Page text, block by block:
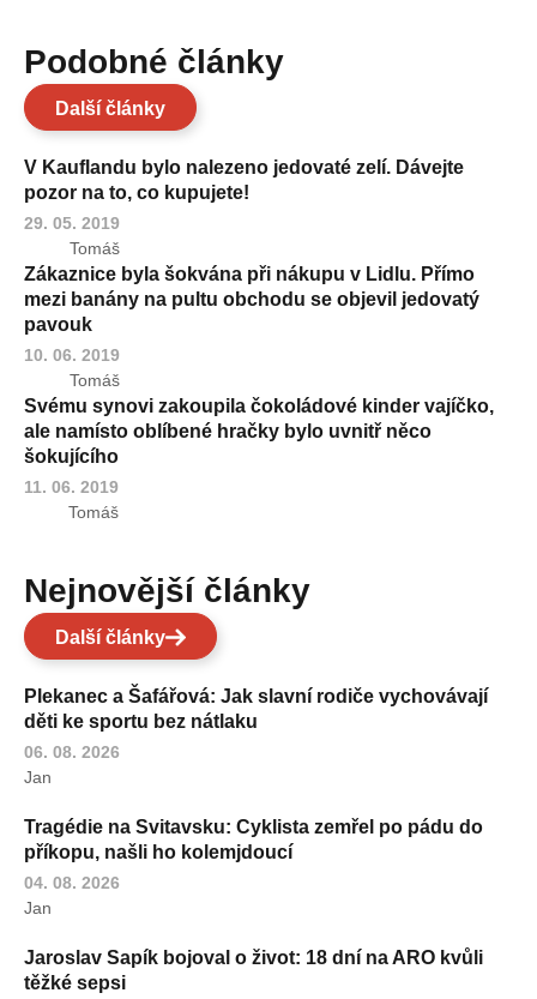
Podobné články
Další články
V Kauflandu bylo nalezeno jedovaté zelí. Dávejte
pozor na to, co kupujete!
29. 05. 2019
Tomáš
Zákaznice byla šokvána při nákupu v Lidlu. Přímo
mezi banány na pultu obchodu se objevil jedovatý
pavouk
10. 06. 2019
Tomáš
Svému synovi zakoupila čokoládové kinder vajíčko,
ale namísto oblíbené hračky bylo uvnitř něco
šokujícího
11. 06. 2019
Tomáš
Nejnovější články
Další články
Plekanec a Šafářová: Jak slavní rodiče vychovávají
děti ke sportu bez nátlaku
06. 08. 2026
Jan
Tragédie na Svitavsku: Cyklista zemřel po pádu do
příkopu, našli ho kolemjdoucí
04. 08. 2026
Jan
Jaroslav Sapík bojoval o život: 18 dní na ARO kvůli
těžké sepsi